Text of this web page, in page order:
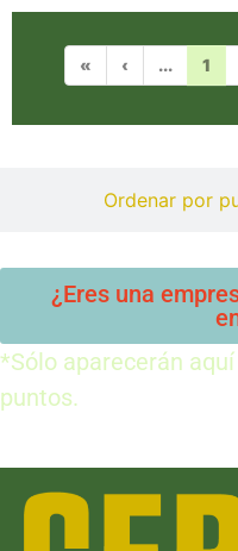
Ordenar por
« ‹ ... 1
¿Eres una
*Sólo aparecerán
puntos.